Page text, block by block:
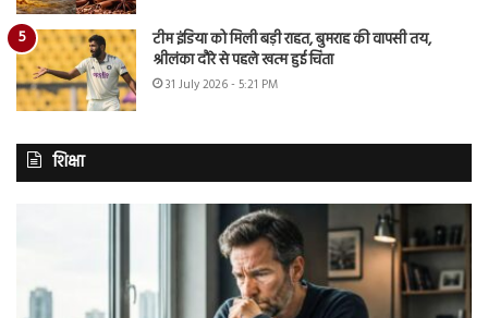
टीम इंडिया को मिली बड़ी राहत, बुमराह की वापसी तय,
श्रीलंका दौरे से पहले खत्म हुई चिंता
31 July 2026 - 5:21 PM
शिक्षा